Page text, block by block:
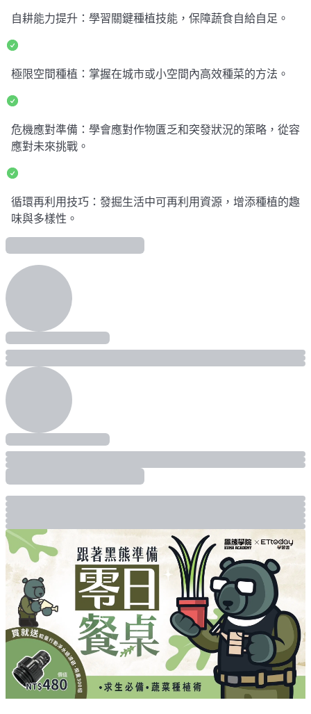
自耕能力提升：學習關鍵種植技能，保障蔬食自給自足。
極限空間種植：掌握在城市或小空間內高效種菜的方法。
危機應對準備：學會應對作物匱乏和突發狀況的策略，從容
應對未來挑戰。
循環再利用技巧：發掘生活中可再利用資源，增添種植的趣
味與多樣性。